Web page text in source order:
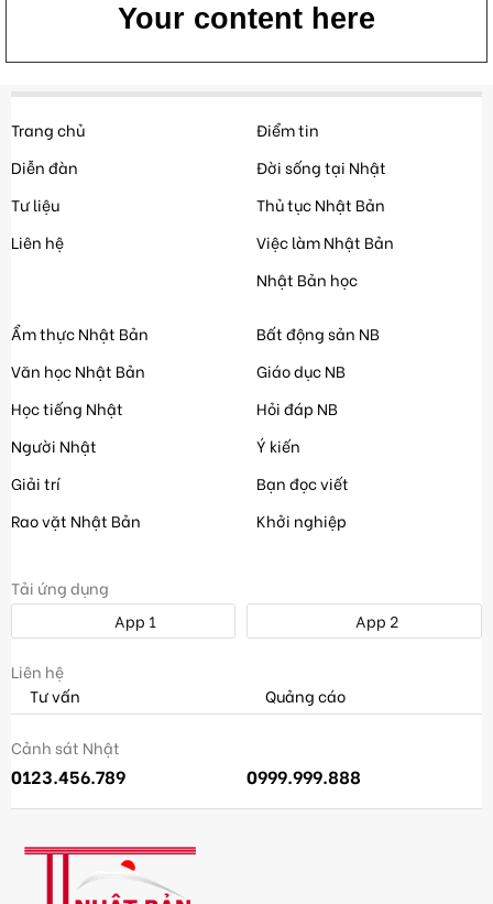
Your content here
Trang chủ
Diễn đàn
Tư liệu
Liên hệ
Điểm tin
Đời sống tại Nhật
Thủ tục Nhật Bản
Việc làm Nhật Bản
Nhật Bản học
Ẩm thực Nhật Bản
Văn học Nhật Bản
Học tiếng Nhật
Người Nhật
Giải trí
Rao vặt Nhật Bản
Bất động sản NB
Giáo dục NB
Hỏi đáp NB
Ý kiến
Bạn đọc viết
Khởi nghiệp
Tải ứng dụng
App 1
App 2
Liên hệ
Tư vấn
Quảng cáo
Cảnh sát Nhật
0123.456.789 0999.999.888